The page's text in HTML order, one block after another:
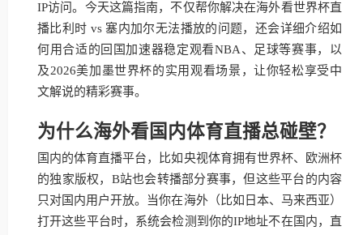
IP访问。今天这篇指南，不仅帮你解决在海外看世界杯直
播比利时 vs 塞内加尔无法播放的问题，还会详细介绍如
何用合适的回国加速器稳定观看NBA、足球等赛事，以
及2026美加墨世界杯的实用观看场景，让你轻松享受中
文解说的精彩赛事。
为什么海外看国内体育直播总碰壁？
国内的体育直播平台，比如央视体育拥有世界杯、欧洲杯
的独家版权，B站也会转播部分赛事，但这些平台的内容
只对国内用户开放。当你在海外（比如日本、马来西亚）
打开这些平台时，系统会检测到你的IP地址不在国内，直